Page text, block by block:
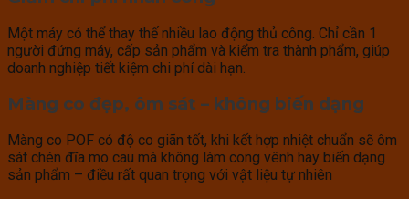
Một máy có thể thay thế nhiều lao động thủ công. Chỉ cần 1
người đứng máy, cấp sản phẩm và kiểm tra thành phẩm, giúp
doanh nghiệp tiết kiệm chi phí dài hạn.
Màng co đẹp, ôm sát – không biến dạng
Màng co POF có độ co giãn tốt, khi kết hợp nhiệt chuẩn sẽ ôm
sát chén đĩa mo cau mà không làm cong vênh hay biến dạng
sản phẩm – điều rất quan trọng với vật liệu tự nhiên